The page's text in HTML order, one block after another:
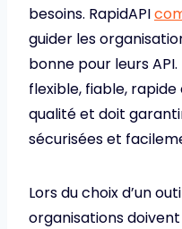
besoins. RapidAPI
guider les
bonne pour leurs
flexible, fiable,
qualité et doit
sécurisées et
Lors du choix d’un
organisations